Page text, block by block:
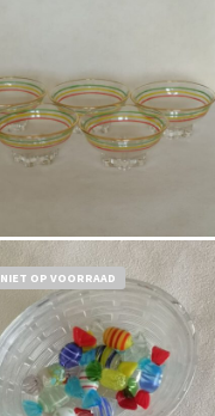
€ 14,50
Bestel nu!
NIET OP VOORRAAD